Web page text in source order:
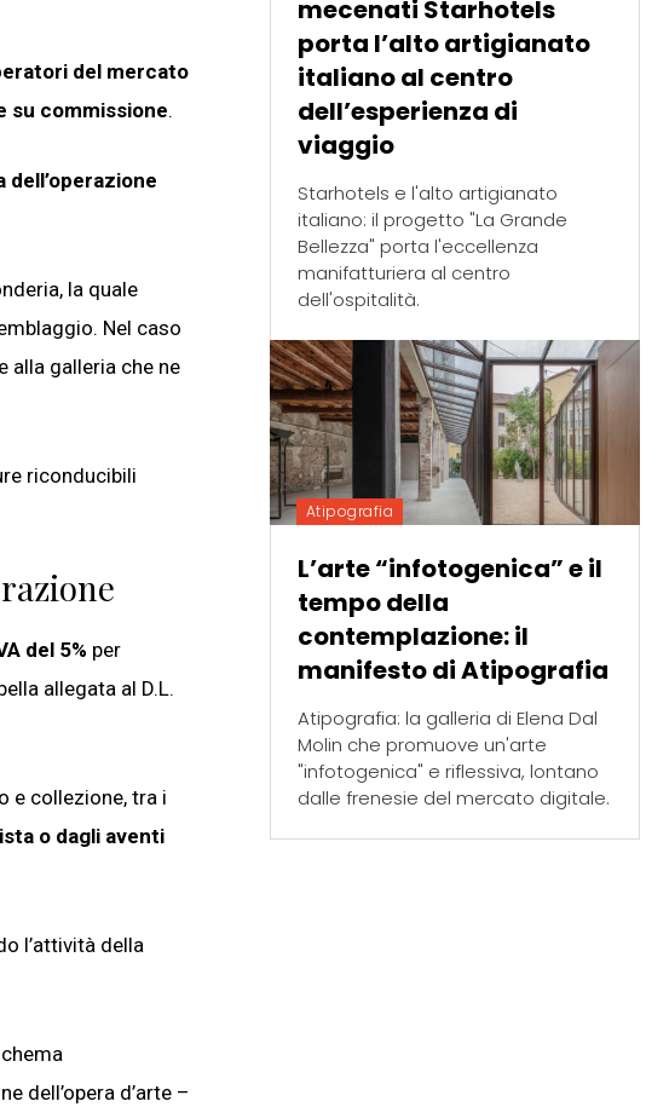
del mercato
su commissione.
dell’operazione
la quale
Nel caso
alla galleria che ne
riconducibili
del 5% per
allegata al D.L.
e collezione, tra i
o dagli aventi
l’attività della
dell’opera d’arte –
mecenati Starhotels
porta l’alto artigianato
italiano al centro
dell’esperienza di
viaggio
Starhotels e l'alto artigianato
italiano: il progetto "La Grande
Bellezza" porta l'eccellenza
manifatturiera al centro
dell'ospitalità.
Atipografia
L’arte “infotogenica” e il
tempo della
contemplazione: il
manifesto di Atipografia
Atipografia: la galleria di Elena Dal
Molin che promuove un'arte
"infotogenica" e riflessiva, lontano
dalle frenesie del mercato digitale.